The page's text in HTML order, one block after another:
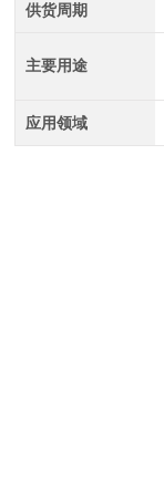
供货周期
主要用途
应用领域